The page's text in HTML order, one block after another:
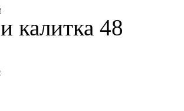
калитка 48